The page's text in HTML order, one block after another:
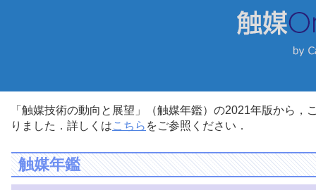
「触媒技術の動向と展望」（触媒年鑑）の2021年版から
りました．詳しくはこちら をご参照ください．
触媒年鑑